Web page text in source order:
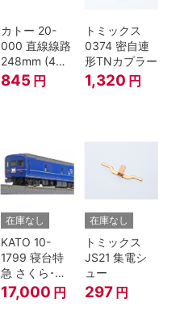
カトー 20-
000 直線線路
248mm (4本
入) Nゲージ
845 円
トミックス
0374 密自連
形TNカプラー
1,320 円
在庫なし
KATO 10-
1799 寝台特
急 さくら･は
やぶさ/富士
24系 9両セッ
17,000 円
在庫なし
トミックス
JS21 集電シ
ュー
297 円